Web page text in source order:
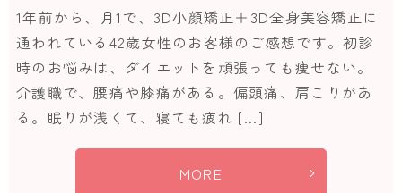
1年前から、月1で、3D小顔矯正＋3D全身美容矯正に
通われている42歳女性のお客様のご感想です。初診
時のお悩みは、ダイエットを頑張っても痩せない。
介護職で、腰痛や膝痛がある。偏頭痛、肩こりがあ
る。眠りが浅くて、寝ても疲れ […]
MORE